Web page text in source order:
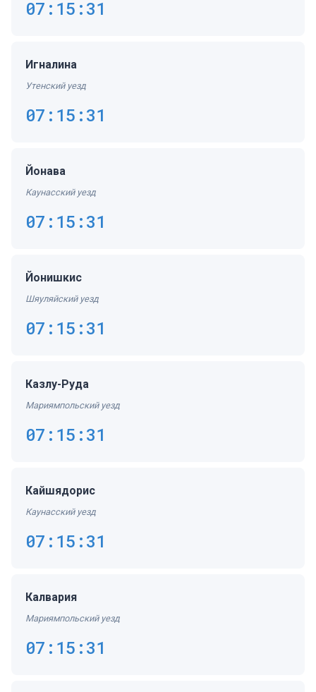
07:15:31
Игналина
Утенский уезд
07:15:31
Йонава
Каунасский уезд
07:15:31
Йонишкис
Шяуляйский уезд
07:15:31
Казлу-Руда
Мариямпольский уезд
07:15:31
Кайшядорис
Каунасский уезд
07:15:31
Калвария
Мариямпольский уезд
07:15:31